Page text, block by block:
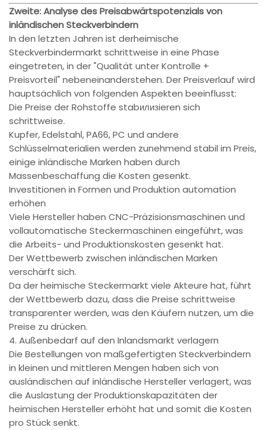
Zweite: Analyse des Preisabwärtspotenzials von
inländischen Steckverbindern
In den letzten Jahren ist derheimische
Steckverbindermarkt schrittweise in eine Phase
eingetreten, in der "Qualität unter Kontrolle +
Preisvorteil" nebeneinanderstehen. Der Preisverlauf wird
hauptsächlich von folgenden Aspekten beeinflusst:
Die Preise der Rohstoffe stabилизieren sich
schrittweise.
Kupfer, Edelstahl, PA66, PC und andere
Schlüsselmaterialien werden zunehmend stabil im Preis,
einige inländische Marken haben durch
Massenbeschaffung die Kosten gesenkt.
Investitionen in Formen und Produktion automation
erhöhen
Viele Hersteller haben CNC-Präzisionsmaschinen und
vollautomatische Steckermaschinen eingeführt, was
die Arbeits- und Produktionskosten gesenkt hat.
Der Wettbewerb zwischen inländischen Marken
verschärft sich.
Da der heimische Steckermarkt viele Akteure hat, führt
der Wettbewerb dazu, dass die Preise schrittweise
transparenter werden, was den Käufern nutzen, um die
Preise zu drücken.
4. Außenbedarf auf den Inlandsmarkt verlagern
Die Bestellungen von maßgefertigten Steckverbindern
in kleinen und mittleren Mengen haben sich von
ausländischen auf inländische Hersteller verlagert, was
die Auslastung der Produktionskapazitäten der
heimischen Hersteller erhöht hat und somit die Kosten
pro Stück senkt.